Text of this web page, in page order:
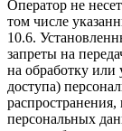
Оператор не
том числе
10.6.
запреты на
на обработку или
доступа)
распространения,
персональных